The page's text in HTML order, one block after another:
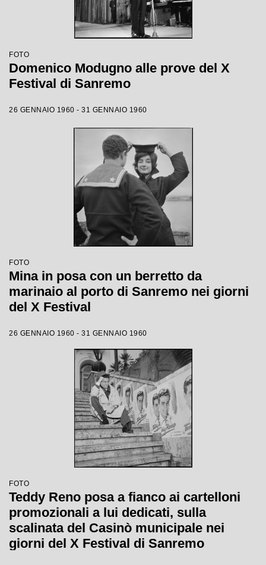
FOTO
Domenico Modugno alle prove del X
Festival di Sanremo
26 GENNAIO 1960 - 31 GENNAIO 1960
FOTO
Mina in posa con un berretto da
marinaio al porto di Sanremo nei giorni
del X Festival
26 GENNAIO 1960 - 31 GENNAIO 1960
FOTO
Teddy Reno posa a fianco ai cartelloni
promozionali a lui dedicati, sulla
scalinata del Casinò municipale nei
giorni del X Festival di Sanremo